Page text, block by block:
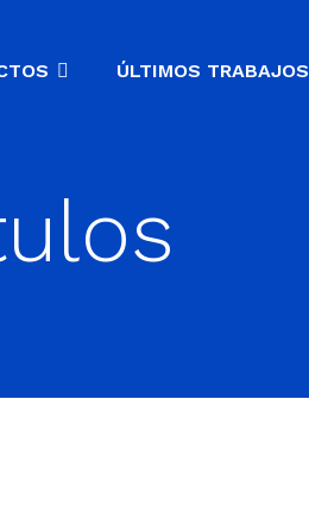
ÚLTIMOS TRABAJOS